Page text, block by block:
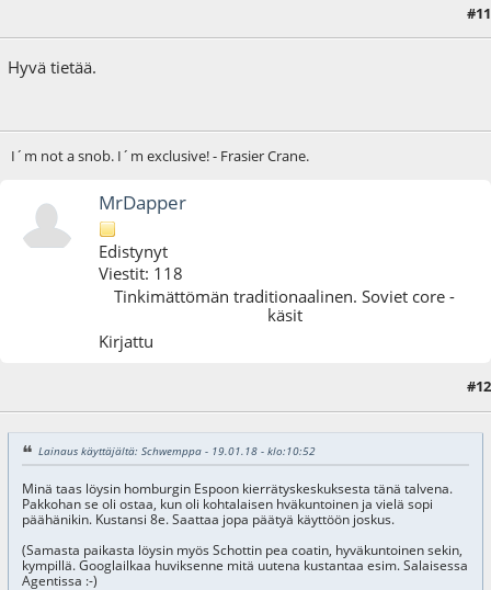
#11
Hyvä tietää.
I´m not a snob. I´m exclusive! - Frasier Crane.
MrDapper
Edistynyt
Viestit: 118
Tinkimättömän traditionaalinen. Soviet core -
käsit
Kirjattu
#12
Lainaus käyttäjältä: Schwemppa - 19.01.18 - klo:10:52
Minä taas löysin homburgin Espoon kierrätyskeskuksesta tänä talvena.
Pakkohan se oli ostaa, kun oli kohtalaisen hväkuntoinen ja vielä sopi
päähänikin. Kustansi 8e. Saattaa jopa päätyä käyttöön joskus.
(Samasta paikasta löysin myös Schottin pea coatin, hyväkuntoinen sekin,
kympillä. Googlailkaa huviksenne mitä uutena kustantaa esim. Salaisessa
Agentissa :-)